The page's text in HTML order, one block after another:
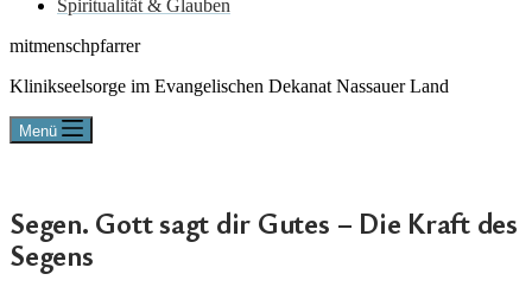
Spiritualität & Glauben
mitmenschpfarrer
Klinikseelsorge im Evangelischen Dekanat Nassauer Land
Menü
Segen. Gott sagt dir Gutes – Die Kraft des
Segens